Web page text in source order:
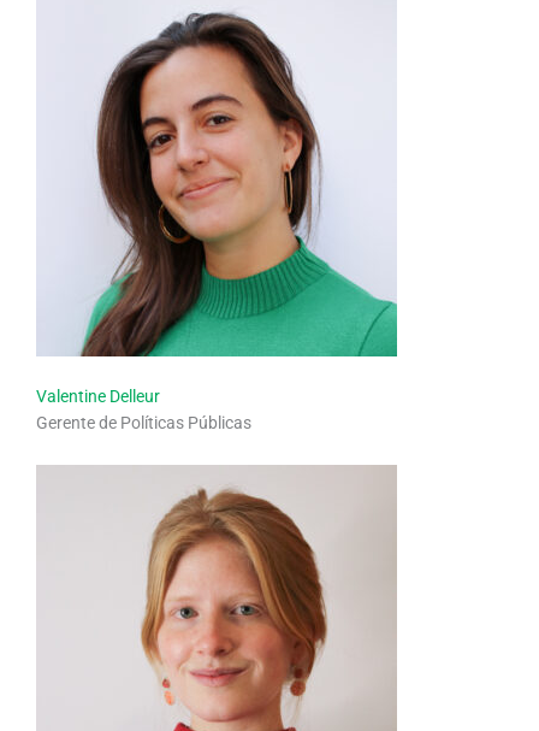
Valentine Delleur
Gerente de Políticas Públicas